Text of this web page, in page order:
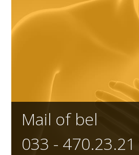
Mail of bel
033 - 470.23.21